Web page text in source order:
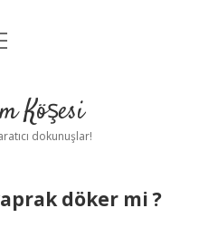
Köşesi
dokunuşlar!
döker mi ?